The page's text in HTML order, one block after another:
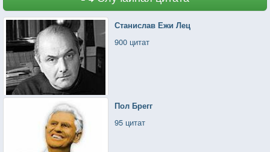
Станислав Ежи Лец
900 цитат
Пол Брегг
95 цитат